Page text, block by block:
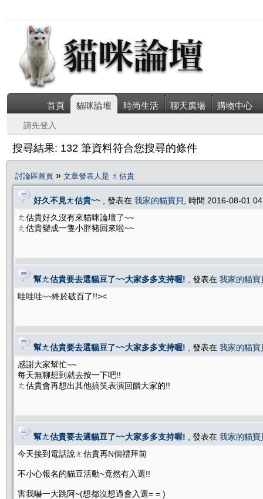
首頁 貓咪論壇 時尚生活 聊天廣場 購物中心
請先登入
搜尋結果: 132 筆資料符合您搜尋的條件
討論區首頁 » 文章發表人是 ㄤ估貴
好久不見ㄤ估貴~~ , 發表在 我家的貓寶貝
, 時間 2016-08-01
ㄤ估貴好久沒有來貓咪論壇了~~
ㄤ估貴變成一隻小胖豬回來啦~~
幫ㄤ估貴要去選貓豆了~~大家多多支持喔! , 發表在 我家的貓寶
哇哇哇~~終於破百了!!><
幫ㄤ估貴要去選貓豆了~~大家多多支持喔! , 發表在 我家的貓寶
感謝大家幫忙~~
每天無聊想到就去按一下吧!!
ㄤ估貴會再想出其他搞笑表演回饋大家的!!
幫ㄤ估貴要去選貓豆了~~大家多多支持喔! , 發表在 我家的貓寶
今天接到電話說ㄤ估貴再N個禮拜前
不小心報名的貓豆活動~竟然有入選!!
害我嚇一大跳阿~(想都沒想過會入選= = )